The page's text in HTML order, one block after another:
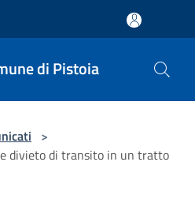
di Pistoia
>
divieto di transito in un tratto